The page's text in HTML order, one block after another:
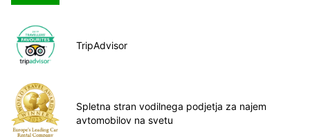
TripAdvisor
Spletna stran vodilnega podjetja za najem
avtomobilov na svetu